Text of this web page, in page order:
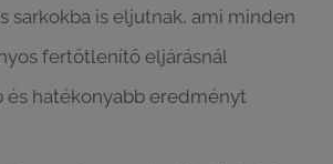
sarkokba is eljutnak, ami minden
fertőtlenítő eljárásnál
és hatékonyabb eredményt